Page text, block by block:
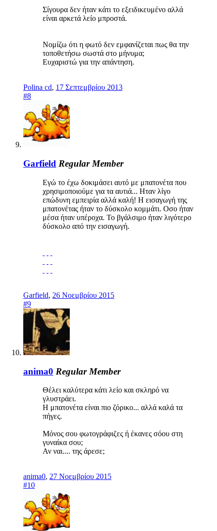
Σίγουρα δεν ήταν κάτι το εξειδικευμένο αλλά
είναι αρκετά λείο μπροστά.
Νομίζω ότι η φωτό δεν εμφανίζεται πως θα την
τοποθετήσω σωστά στο μήνυμα;
Ευχαριστώ για την απάντηση.
Polina cd, 17 Σεπτεμβρίου 2013
#8
Garfield Regular Member
Εγώ το έχω δοκιμάσει αυτό με μπατονέτα που
χρησιμοποιούμε για τα αυτιά... Ηταν λίγο
επώδυνη εμπειρία αλλά καλή! Η εισαγωγή της
μπατονέτας ήταν το δύσκολο κομμάτι. Οσο ήταν
μέσα ήταν υπέροχα. Το βγάλσιμο ήταν λιγότερο
δύσκολο από την εισαγωγή.
Garfield, 26 Νοεμβρίου 2015
#9
anima0 Regular Member
Θέλει καλύτερα κάτι λείο και σκληρό να
γλυστράει.
Η μπατονέτα είναι πιο ζόρικο... αλλά καλά τα
πήγες.
Μόνος σου φωτογράφιζες ή έκανες σόου στη
γυναίκα σου;
Αν ναι.... της άρεσε;
anima0, 27 Νοεμβρίου 2015
#10